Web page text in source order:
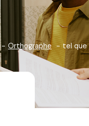
Orthographe tel que